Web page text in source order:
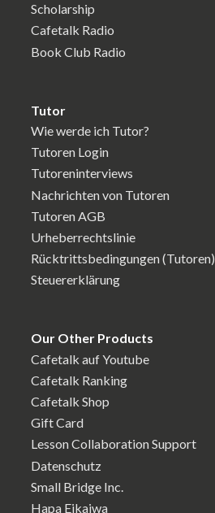
Scholarship
Cafetalk Radio
Book Club Radio
Tutor
Wie werde ich Tutor?
Tutoren Login
Tutoreninterviews
Nachrichten von Tutoren
Tutoren AGB
Urheberrechtslinie
Rücktrittsbedingungen (Tutoren)
Steuererklärung
Our Other Products
Cafetalk auf Youtube
Cafetalk Ranking
Cafetalk Shop
Gift Card
Lesson Collaboration Support
Datenschutz
Small Bridge Inc.
Hapa Eikaiwa